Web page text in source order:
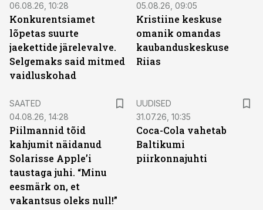
06.08.26, 10:28
Konkurentsiamet
lõpetas suurte
jaekettide järelevalve.
Selgemaks said mitmed
vaidluskohad
05.08.26, 09:05
Kristiine keskuse
omanik omandas
kaubanduskeskuse
Riias
SAATED
04.08.26, 14:28
Piilmannid tõid
kahjumit näidanud
Solarisse Apple’i
taustaga juhi. “Minu
eesmärk on, et
vakantsus oleks null!”
UUDISED
31.07.26, 10:35
Coca-Cola vahetab
Baltikumi
piirkonnajuhti